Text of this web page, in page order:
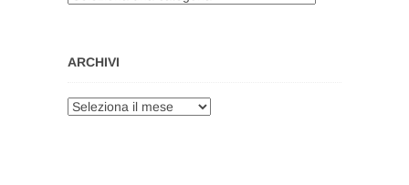
ARCHIVI
Archivi